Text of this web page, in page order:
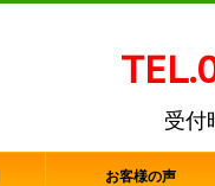
受付
お客様の声